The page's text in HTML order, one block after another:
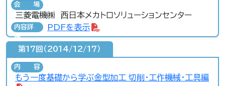
会場
三菱電機㈱ 西日本メカトロソリューションセンター
内容詳
細
PDFを表示
第17回（2014/12/17）
内容
もう一度基礎から学ぶ金型加工 切削・工作機械・工具編